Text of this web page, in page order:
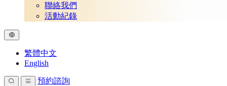
聯絡我們
活動紀錄
繁體中文
English
預約諮詢